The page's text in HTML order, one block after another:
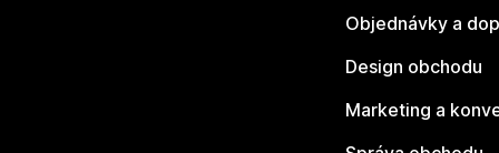
Objednávky a
Design obchodu
Marketing a